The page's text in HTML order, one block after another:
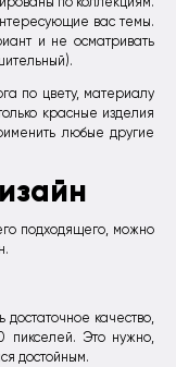
вас темы.
и не осматривать
по цвету, материалу
красные изделия
любые другие
подходящего, можно
качество,
Это нужно,
достойным.